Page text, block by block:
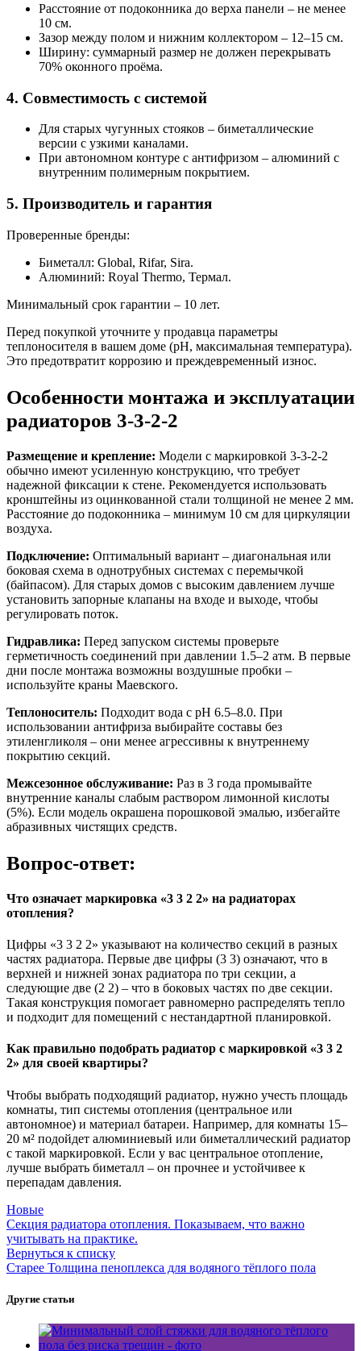
Расстояние от подоконника до верха панели – не менее
10 см.
Зазор между полом и нижним коллектором – 12–15 см.
Ширину: суммарный размер не должен перекрывать
70% оконного проёма.
4. Совместимость с системой
Для старых чугунных стояков – биметаллические
версии с узкими каналами.
При автономном контуре с антифризом – алюминий с
внутренним полимерным покрытием.
5. Производитель и гарантия
Проверенные бренды:
Биметалл: Global, Rifar, Sira.
Алюминий: Royal Thermo, Термал.
Минимальный срок гарантии – 10 лет.
Перед покупкой уточните у продавца параметры
теплоносителя в вашем доме (pH, максимальная температура).
Это предотвратит коррозию и преждевременный износ.
Особенности монтажа и эксплуатации
радиаторов 3-3-2-2
Размещение и крепление: Модели с маркировкой 3-3-2-2
обычно имеют усиленную конструкцию, что требует
надежной фиксации к стене. Рекомендуется использовать
кронштейны из оцинкованной стали толщиной не менее 2 мм.
Расстояние до подоконника – минимум 10 см для циркуляции
воздуха.
Подключение: Оптимальный вариант – диагональная или
боковая схема в однотрубных системах с перемычкой
(байпасом). Для старых домов с высоким давлением лучше
установить запорные клапаны на входе и выходе, чтобы
регулировать поток.
Гидравлика: Перед запуском системы проверьте
герметичность соединений при давлении 1.5–2 атм. В первые
дни после монтажа возможны воздушные пробки –
используйте краны Маевского.
Теплоноситель: Подходит вода с pH 6.5–8.0. При
использовании антифриза выбирайте составы без
этиленгликоля – они менее агрессивны к внутреннему
покрытию секций.
Межсезонное обслуживание: Раз в 3 года промывайте
внутренние каналы слабым раствором лимонной кислоты
(5%). Если модель окрашена порошковой эмалью, избегайте
абразивных чистящих средств.
Вопрос-ответ:
Что означает маркировка «3 3 2 2» на радиаторах
отопления?
Цифры «3 3 2 2» указывают на количество секций в разных
частях радиатора. Первые две цифры (3 3) означают, что в
верхней и нижней зонах радиатора по три секции, а
следующие две (2 2) – что в боковых частях по две секции.
Такая конструкция помогает равномерно распределять тепло
и подходит для помещений с нестандартной планировкой.
Как правильно подобрать радиатор с маркировкой «3 3 2
2» для своей квартиры?
Чтобы выбрать подходящий радиатор, нужно учесть площадь
комнаты, тип системы отопления (центральное или
автономное) и материал батареи. Например, для комнаты 15–
20 м² подойдет алюминиевый или биметаллический радиатор
с такой маркировкой. Если у вас центральное отопление,
лучше выбрать биметалл – он прочнее и устойчивее к
перепадам давления.
Новые
Секция радиатора отопления. Показываем, что важно
учитывать на практике.
Вернуться к списку
Старее Толщина пеноплекса для водяного тёплого пола
Другие статьи